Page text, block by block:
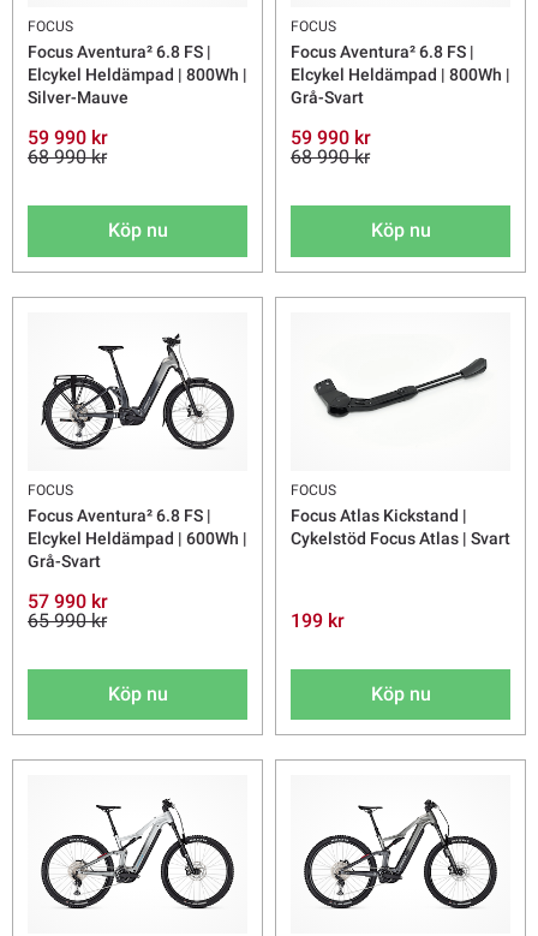
FOCUS
Focus Aventura² 6.8 FS |
Elcykel Heldämpad | 800Wh |
Silver-Mauve
59 990 kr
68 990 kr
Köp nu
FOCUS
Focus Aventura² 6.8 FS |
Elcykel Heldämpad | 800Wh |
Grå-Svart
59 990 kr
68 990 kr
Köp nu
FOCUS
Focus Aventura² 6.8 FS |
Elcykel Heldämpad | 600Wh |
Grå-Svart
57 990 kr
65 990 kr
Köp nu
FOCUS
Focus Atlas Kickstand |
Cykelstöd Focus Atlas | Svart
199 kr
Köp nu